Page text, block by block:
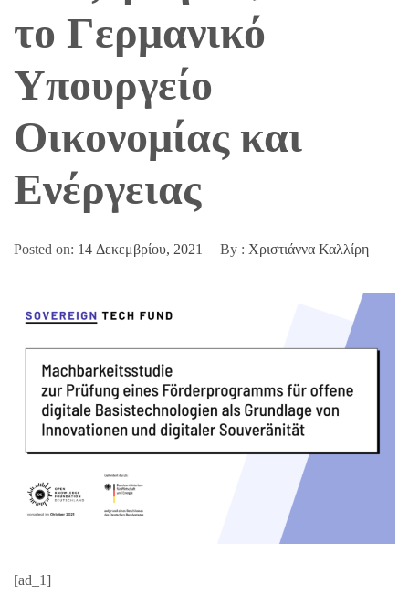
το Γερμανικό
Υπουργείο
Οικονομίας και
Ενέργειας
Posted on: 14 Δεκεμβρίου, 2021 By : Χριστιάννα Καλλίρη
[ad_1]